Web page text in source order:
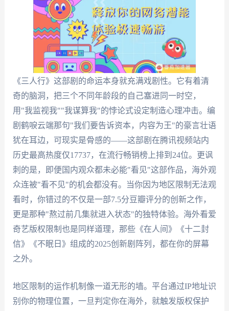
《三人行》这部剧的命运本身就充满戏剧性。它有着清
奇的脑洞，把三个不同年龄段的自己塞进同一时空，
用"我监视我""我谋算我"的悖论式设定制造心理冲击。编
剧鹤唳云端那句"我们要告诉资本，内容为王"的豪言壮语
犹在耳边，可现实是骨感的——这部剧在腾讯视频站内
历史最高热度仅17737，在流行畅销榜上排到24位。更讽
刺的是，即便国内观众都未必能"看见"这部作品，海外观
众连被"看不见"的机会都没有。当你因为地区限制无法观
看时，你错过的不仅是一部7.5分豆瓣评分的创新之作，
更是那种"熬过前几集就进入状态"的独特体验。海外看爱
奇艺版权限制也是同样道理，那些《在人间》《十二封
信》《不眠日》组成的2025创新剧阵列，都在你的屏幕
之外。
地区限制的运作机制像一道无形的墙。平台通过IP地址识
别你的物理位置，一旦判定你在海外，就触发版权保护